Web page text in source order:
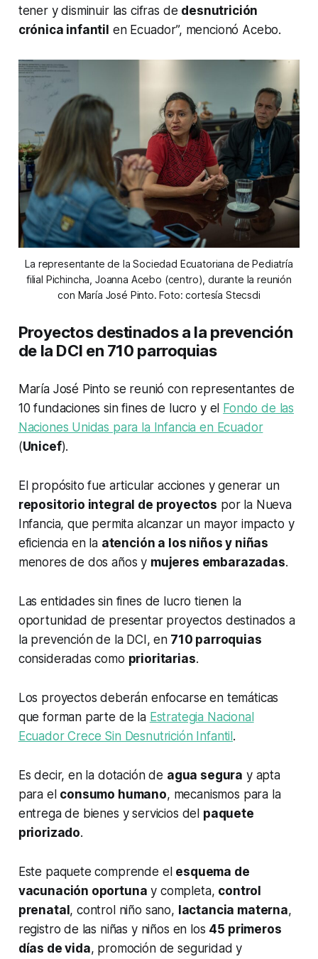
tener y disminuir las cifras de desnutrición
crónica infantil en Ecuador”, mencionó Acebo.
La representante de la Sociedad Ecuatoriana de Pediatría
filial Pichincha, Joanna Acebo (centro), durante la reunión
con María José Pinto. Foto: cortesía Stecsdi
Proyectos destinados a la prevención
de la DCI en 710 parroquias
María José Pinto se reunió con representantes de
10 fundaciones sin fines de lucro y el Fondo de las
Naciones Unidas para la Infancia en Ecuador
(Unicef).
El propósito fue articular acciones y generar un
repositorio integral de proyectos por la Nueva
Infancia, que permita alcanzar un mayor impacto y
eficiencia en la atención a los niños y niñas
menores de dos años y mujeres embarazadas.
Las entidades sin fines de lucro tienen la
oportunidad de presentar proyectos destinados a
la prevención de la DCI, en 710 parroquias
consideradas como prioritarias.
Los proyectos deberán enfocarse en temáticas
que forman parte de la Estrategia Nacional
Ecuador Crece Sin Desnutrición Infantil.
Es decir, en la dotación de agua segura y apta
para el consumo humano, mecanismos para la
entrega de bienes y servicios del paquete
priorizado.
Este paquete comprende el esquema de
vacunación oportuna y completa, control
prenatal, control niño sano, lactancia materna,
registro de las niñas y niños en los 45 primeros
días de vida, promoción de seguridad y